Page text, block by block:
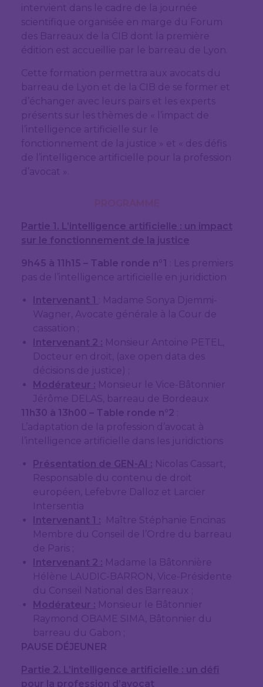
intervient dans le cadre de la journée
scientifique organisée en marge du Forum
des Barreaux de la CIB dont la première
édition est accueillie par le barreau de Lyon.
Cette formation permettra aux avocats du
barreau de Lyon et de la CIB de se former et
d’échanger avec leurs pairs et les experts
présents sur les thèmes de « l’impact de
l’intelligence artificielle sur le
fonctionnement de la justice » et « des défis
de l’intelligence artificielle pour la profession
d’avocat ».
PROGRAMME
Partie 1. L’intelligence artificielle : un impact
sur le fonctionnement de la justice
9h45 à 11h15 – Table ronde n°1
: Les premiers
pas de l’intelligence artificielle en juridiction
Intervenant 1
: Madame Sonya Djemmi-
Wagner, Avocate générale à la Cour de
cassation ;
Intervenant 2 : Monsieur Antoine PETEL,
Docteur en droit, (axe open data des
décisions de justice) ;
Modérateur : Monsieur le Vice-Bâtonnier
Jérôme DELAS, barreau de Bordeaux
11h30 à 13h00 – Table ronde n°2
L’adaptation de la profession d’avocat à
l’intelligence artificielle dans les juridictions
Présentation de GEN-AI : Nicolas Cassart,
Responsable du contenu de droit
européen, Lefebvre Dalloz et Larcier
Intersentia
Intervenant 1 : Maître Stéphanie Encinas
Membre du Conseil de l’Ordre du barreau
de Paris ;
Intervenant 2 : Madame la Bâtonnière
Hélène LAUDIC-BARRON, Vice-Présidente
du Conseil National des Barreaux ;
Modérateur : Monsieur le Bâtonnier
Raymond OBAME SIMA, Bâtonnier du
barreau du Gabon ;
PAUSE DÉJEUNER
Partie 2. L’intelligence artificielle : un défi
pour la profession d’avocat